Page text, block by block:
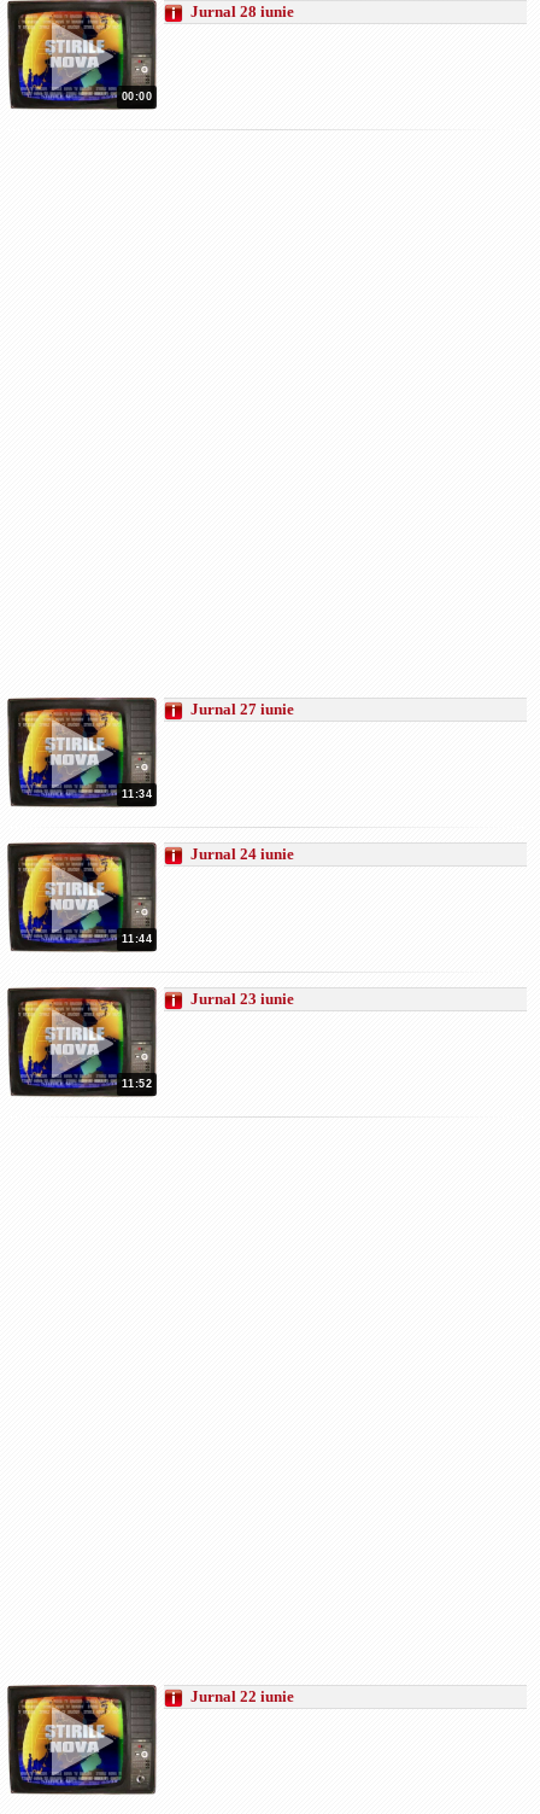
00:00
Jurnal 28 iunie
11:34
Jurnal 27 iunie
11:44
Jurnal 24 iunie
11:52
Jurnal 23 iunie
Jurnal 22 iunie